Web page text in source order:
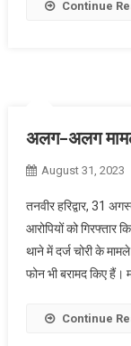
Continue
अलग-अलग
August 31, 2023
तनवीर हरिद्वार, 31
आरोपियों को गिरफ्तार
थाने में दर्ज चोरी के
फोन भी बरामद किए हैं।
Continue